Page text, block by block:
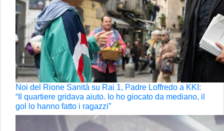
Noi del Rione Sanità su Rai 1, Padre Loffredo a KKI:
“Il quartiere gridava aiuto. Io ho giocato da mediano, il
gol lo hanno fatto i ragazzi”